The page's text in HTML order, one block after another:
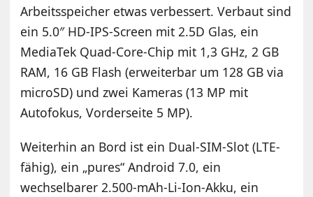
Arbeitsspeicher etwas verbessert. Verbaut sind
ein 5.0″ HD-IPS-Screen mit 2.5D Glas, ein
MediaTek Quad-Core-Chip mit 1,3 GHz, 2 GB
RAM, 16 GB Flash (erweiterbar um 128 GB via
microSD) und zwei Kameras (13 MP mit
Autofokus, Vorderseite 5 MP).
Weiterhin an Bord ist ein Dual-SIM-Slot (LTE-
fähig), ein „pures“ Android 7.0, ein
wechselbarer 2.500-mAh-Li-Ion-Akku, ein